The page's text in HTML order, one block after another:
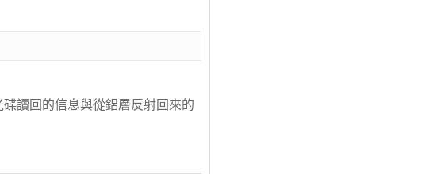
讀回的信息與從鋁層反射回來的